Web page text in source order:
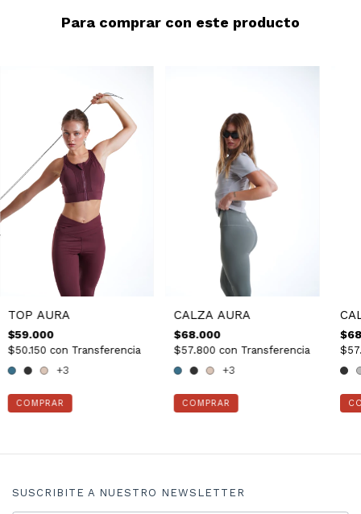
Para comprar con este producto
TOP AURA
$59.000
$50.150 con Transferencia
+3
COMPRAR
CALZA AURA
$68.000
$57.800 con Transferencia
+3
COMPRAR
SUSCRIBITE A NUESTRO NEWSLETTER